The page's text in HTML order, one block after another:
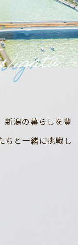
新潟の暮らしを豊
ちと一緒に挑戦し